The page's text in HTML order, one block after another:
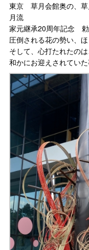
東京 草月会館奥の、草
月流
家元継承20周年記念 勅
圧倒される花の勢い、
そして、心打たれたの
和かにお迎えされていた